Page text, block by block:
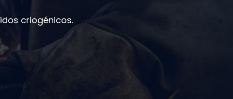
criogénicos.